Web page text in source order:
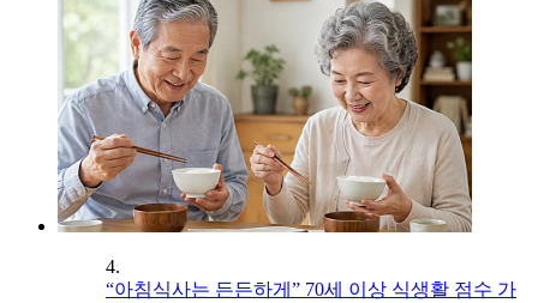
4.
“아침식사는 든든하게” 70세 이상 식생활 점수 가